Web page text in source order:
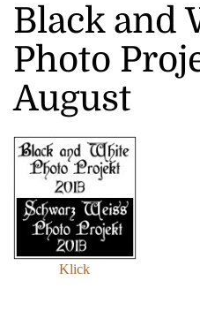
Black and
Photo
August
Klick